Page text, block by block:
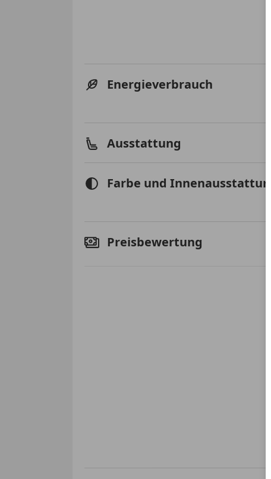
Energieverbrauch
Ausstattung
Farbe und Innenausstattung
Preisbewertung